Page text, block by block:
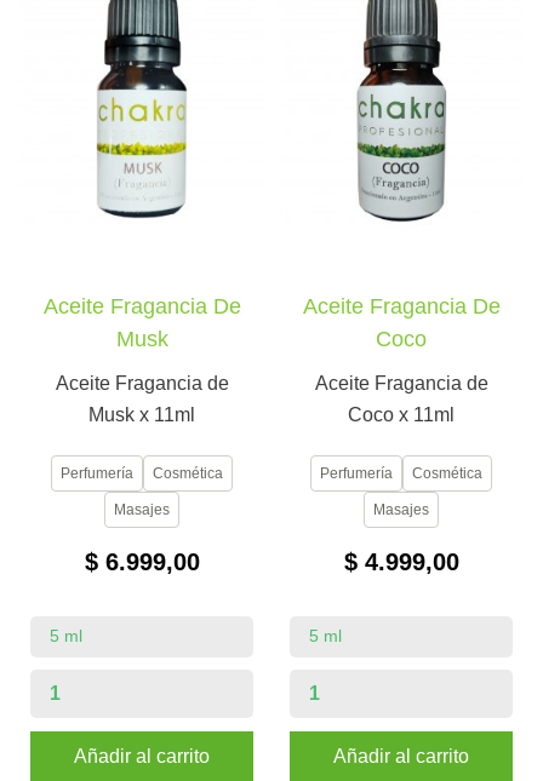
Aceite Fragancia De
Musk
Aceite Fragancia de
Musk x 11ml
Perfumería Cosmética
Masajes
$ 6.999,00
Añadir al carrito
Aceite Fragancia De
Coco
Aceite Fragancia de
Coco x 11ml
Perfumería Cosmética
Masajes
$ 4.999,00
Añadir al carrito